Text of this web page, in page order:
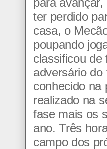
ter perdido
casa, o
poupando
classificou de
adversário
conhecido na
realizado na
fase mais os
ano. Três
campo dos